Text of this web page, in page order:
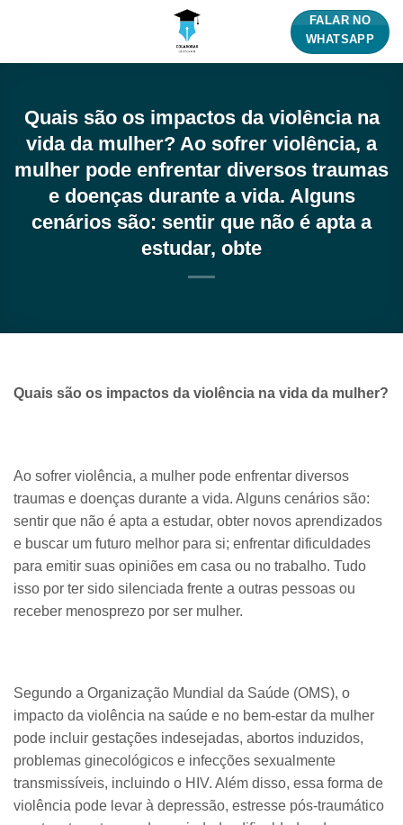
FALAR NO
WHATSAPP
Quais são os impactos da violência na
vida da mulher? Ao sofrer violência, a
mulher pode enfrentar diversos traumas
e doenças durante a vida. Alguns
cenários são: sentir que não é apta a
estudar, obte
Quais são os impactos da violência na vida da mulher?
Ao sofrer violência, a mulher pode enfrentar diversos
traumas e doenças durante a vida. Alguns cenários são:
sentir que não é apta a estudar, obter novos aprendizados
e buscar um futuro melhor para si; enfrentar dificuldades
para emitir suas opiniões em casa ou no trabalho. Tudo
isso por ter sido silenciada frente a outras pessoas ou
receber menosprezo por ser mulher.
Segundo a Organização Mundial da Saúde (OMS), o
impacto da violência na saúde e no bem-estar da mulher
pode incluir gestações indesejadas, abortos induzidos,
problemas ginecológicos e infecções sexualmente
transmissíveis, incluindo o HIV. Além disso, essa forma de
violência pode levar à depressão, estresse pós-traumático